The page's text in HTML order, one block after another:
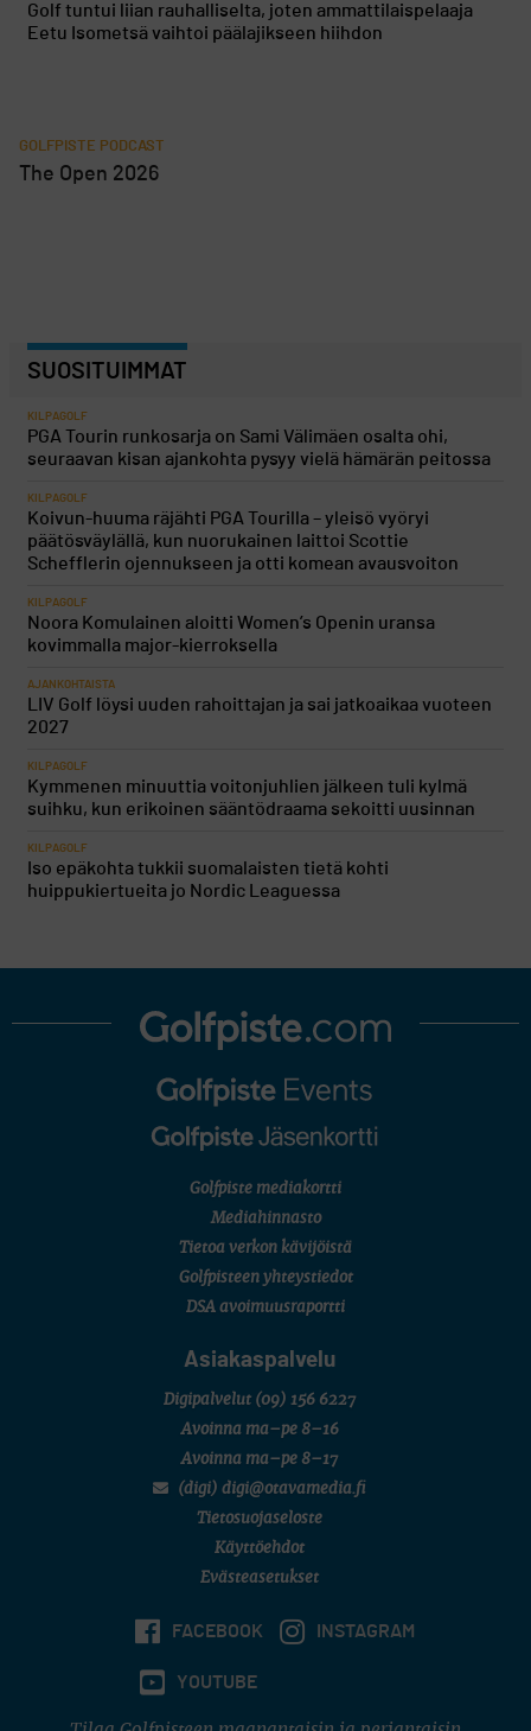
Golf tuntui liian rauhalliselta, joten ammattilaispelaaja
Eetu Isometsä vaihtoi päälajikseen hiihdon
GOLFPISTE PODCAST
The Open 2026
SUOSITUIMMAT
KILPAGOLF
PGA Tourin runkosarja on Sami Välimäen osalta ohi,
seuraavan kisan ajankohta pysyy vielä hämärän peitossa
KILPAGOLF
Koivun-huuma räjähti PGA Tourilla – yleisö vyöryi
päätösväylällä, kun nuorukainen laittoi Scottie
Schefflerin ojennukseen ja otti komean avausvoiton
KILPAGOLF
Noora Komulainen aloitti Women’s Openin uransa
kovimmalla major-kierroksella
AJANKOHTAISTA
LIV Golf löysi uuden rahoittajan ja sai jatkoaikaa vuoteen
2027
KILPAGOLF
Kymmenen minuuttia voitonjuhlien jälkeen tuli kylmä
suihku, kun erikoinen sääntödraama sekoitti uusinnan
KILPAGOLF
Iso epäkohta tukkii suomalaisten tietä kohti
huippukiertueita jo Nordic Leaguessa
Golfpiste mediakortti
Mediahinnasto
Tietoa verkon kävijöistä
Golfpisteen yhteystiedot
DSA avoimuusraportti
Asiakaspalvelu
Digipalvelut (09) 156 6227
Avoinna ma–pe 8–16
Avoinna ma–pe 8–17
(digi) digi@otavamedia.fi
Tietosuojaseloste
Käyttöehdot
Evästeasetukset
FACEBOOK INSTAGRAM
YOUTUBE